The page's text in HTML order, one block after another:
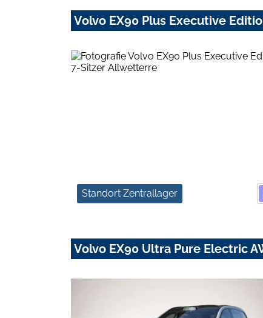
Volvo EX90 Plus Executive
Standort Zentrallager
Volvo EX90 Ultra Pure Electric